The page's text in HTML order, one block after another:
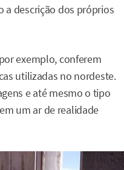
a descrição dos próprios
exemplo, conferem
utilizadas no nordeste.
e até mesmo o tipo
um ar de realidade